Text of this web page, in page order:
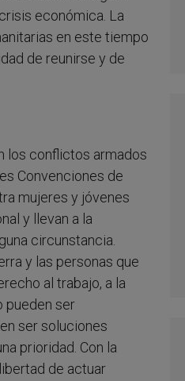
económica. La
en este tiempo
de reunirse y de
los conflictos armados
Convenciones de
mujeres y jóvenes
y llevan a la
circunstancia.
y las personas que
al trabajo, a la
pueden ser
ser soluciones
prioridad. Con la
de actuar